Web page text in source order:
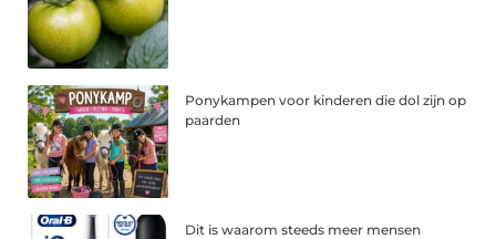
Ponykampen voor kinderen die dol zijn op
paarden
Dit is waarom steeds meer mensen